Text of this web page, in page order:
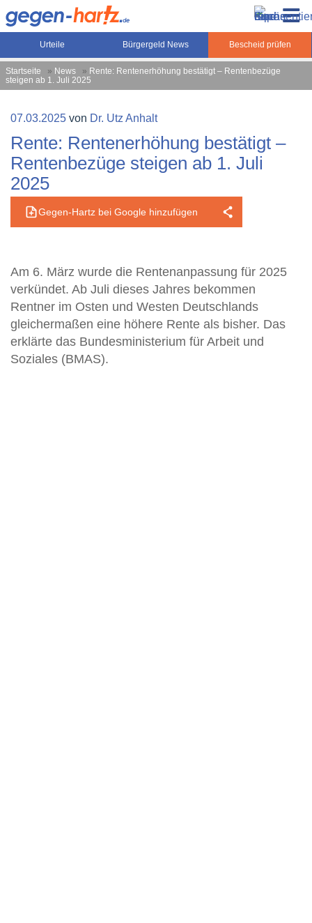
Inhalt
springen
Gegen-Hartz.de – Sozialrecht, Rente, Pflege und
Grundsicherung
Urteile, News und Ratgeber rund um das Sozialrecht,
Grundsicherung und Rente
Urteile Bürgergeld News Bescheid prüfen
Startseite » News » Rente: Rentenerhöhung bestätigt – Rentenbezüge
steigen ab 1. Juli 2025
Veröffentlicht
07.03.2025 von Dr. Utz Anhalt
Rente: Rentenerhöhung bestätigt –
Rentenbezüge steigen ab 1. Juli
2025
Gegen-Hartz bei Google hinzufügen
Am 6. März wurde die Rentenanpassung für 2025
verkündet. Ab Juli dieses Jahres bekommen
Rentner im Osten und Westen Deutschlands
gleichermaßen eine höhere Rente als bisher. Das
erklärte das Bundesministerium für Arbeit und
Soziales (BMAS).